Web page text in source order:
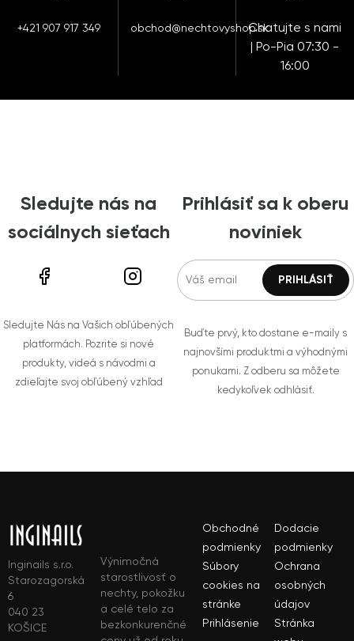
+421 907 917 349 obchod@nechtovyshop.skChatujte s nami
| Po-Pia 07:30 -
16:00
Sledujte nás na
sociálnych sieťach
Sledujte Nás na Vašich obľúbených
platformách. Pozrite si nové
produkty, videá s návodmi a
zdieľajte svoj obľúbený vzhľad
Prihlásiť sa k oberu
noviniek
Buďte prvý, kto dostane e-maily s
najnovšími produktmi a výhodnými
ponukami. Z odberu sa môžete
kedykoľvek odhlásiť.
Inginails s.r.o.
Starozagorská
6
040 23
KOŠICE
Výnimočná
starostlivosť o
nechty, pokožku
a celé telo za
bezkonkurenčné
Obchodné
podmienky
Dodacie
podmienky
Súbory
cookies na
stránke
Ochrana
osobných
údajov
Prihlásenie
Stránka